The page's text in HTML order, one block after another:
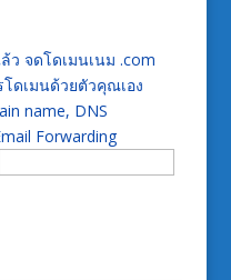
ว จดโดเมนเนม .com
ดเมนด้วยตัวคุณเอง
name, DNS
Forwarding